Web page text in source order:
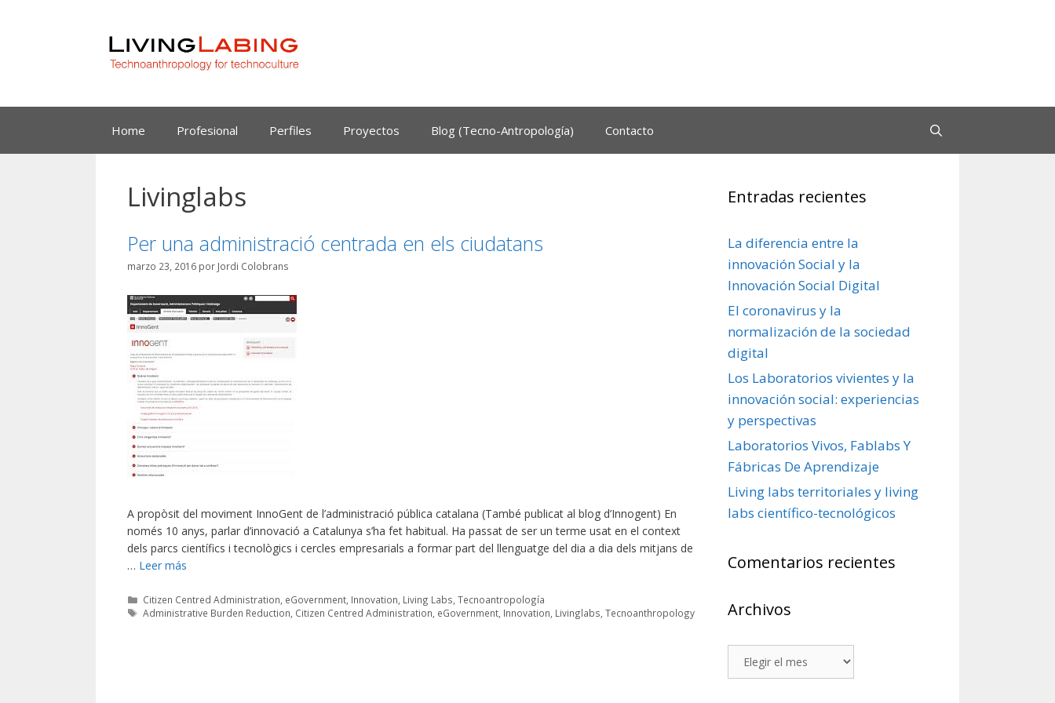
Home Profesional Perfiles Proyectos Blog (Tecno-Antropología) Contacto
Livinglabs
Per una administració centrada en els ciudatans
marzo 23, 2016 por Jordi Colobrans
A propòsit del moviment InnoGent de l’administració pública catalana (També publicat al blog d’Innogent) En
només 10 anys, parlar d’innovació a Catalunya s’ha fet habitual. Ha passat de ser un terme usat en el context
dels parcs científics i tecnològics i cercles empresarials a formar part del llenguatge del dia a dia dels mitjans de
… Leer más
Categorías
Citizen Centred Administration eGovernment Innovation Living Labs ,Tecnoantropología
Etiquetas
Administrative Burden Reduction Citizen Centred Administration eGovernment Innovation Livinglabs ,Tecnoanthropology
Entradas recientes
La diferencia entre la
innovación Social y la
Innovación Social Digital
El coronavirus y la
normalización de la sociedad
digital
Los Laboratorios vivientes y la
innovación social: experiencias
y perspectivas
Laboratorios Vivos, Fablabs Y
Fábricas De Aprendizaje
Living labs territoriales y living
labs científico-tecnológicos
Comentarios recientes
Archivos
Archivos